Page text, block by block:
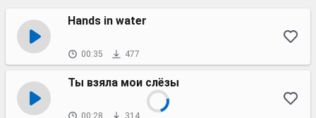
Hands in water
00:35 477
Ты взяла мои слёзы
00:28 314